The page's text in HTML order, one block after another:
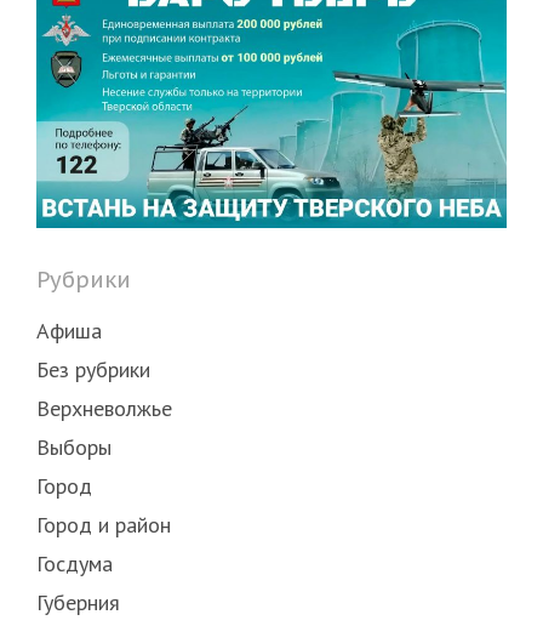
Рубрики
Афиша
Без рубрики
Верхневолжье
Выборы
Город
Город и район
Госдума
Губерния